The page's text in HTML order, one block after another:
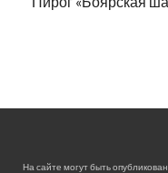
На сайте могут быть